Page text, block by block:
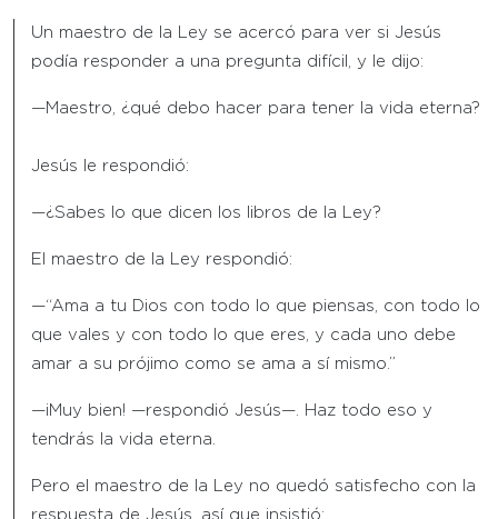
Un maestro de la Ley se acercó para ver si Jesús
podía responder a una pregunta difícil, y le dijo:
—Maestro, ¿qué debo hacer para tener la vida eterna?
Jesús le respondió:
—¿Sabes lo que dicen los libros de la Ley?
El maestro de la Ley respondió:
—“Ama a tu Dios con todo lo que piensas, con todo lo
que vales y con todo lo que eres, y cada uno debe
amar a su prójimo como se ama a sí mismo.”
—¡Muy bien! —respondió Jesús—. Haz todo eso y
tendrás la vida eterna.
Pero el maestro de la Ley no quedó satisfecho con la
respuesta de Jesús, así que insistió: